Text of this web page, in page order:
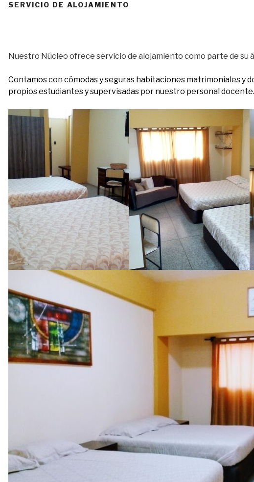
SERVICIO DE ALOJAMIENTO
Nuestro Núcleo ofrece servicio de alojamiento como parte de su
Contamos con cómodas y seguras habitaciones matrimoniales y
propios estudiantes y supervisadas por nuestro personal docente.